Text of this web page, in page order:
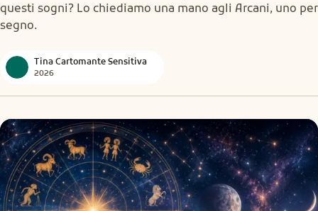
questi sogni? Lo chiediamo una mano agli Arcani, uno per
segno.
Tina Cartomante Sensitiva
2026